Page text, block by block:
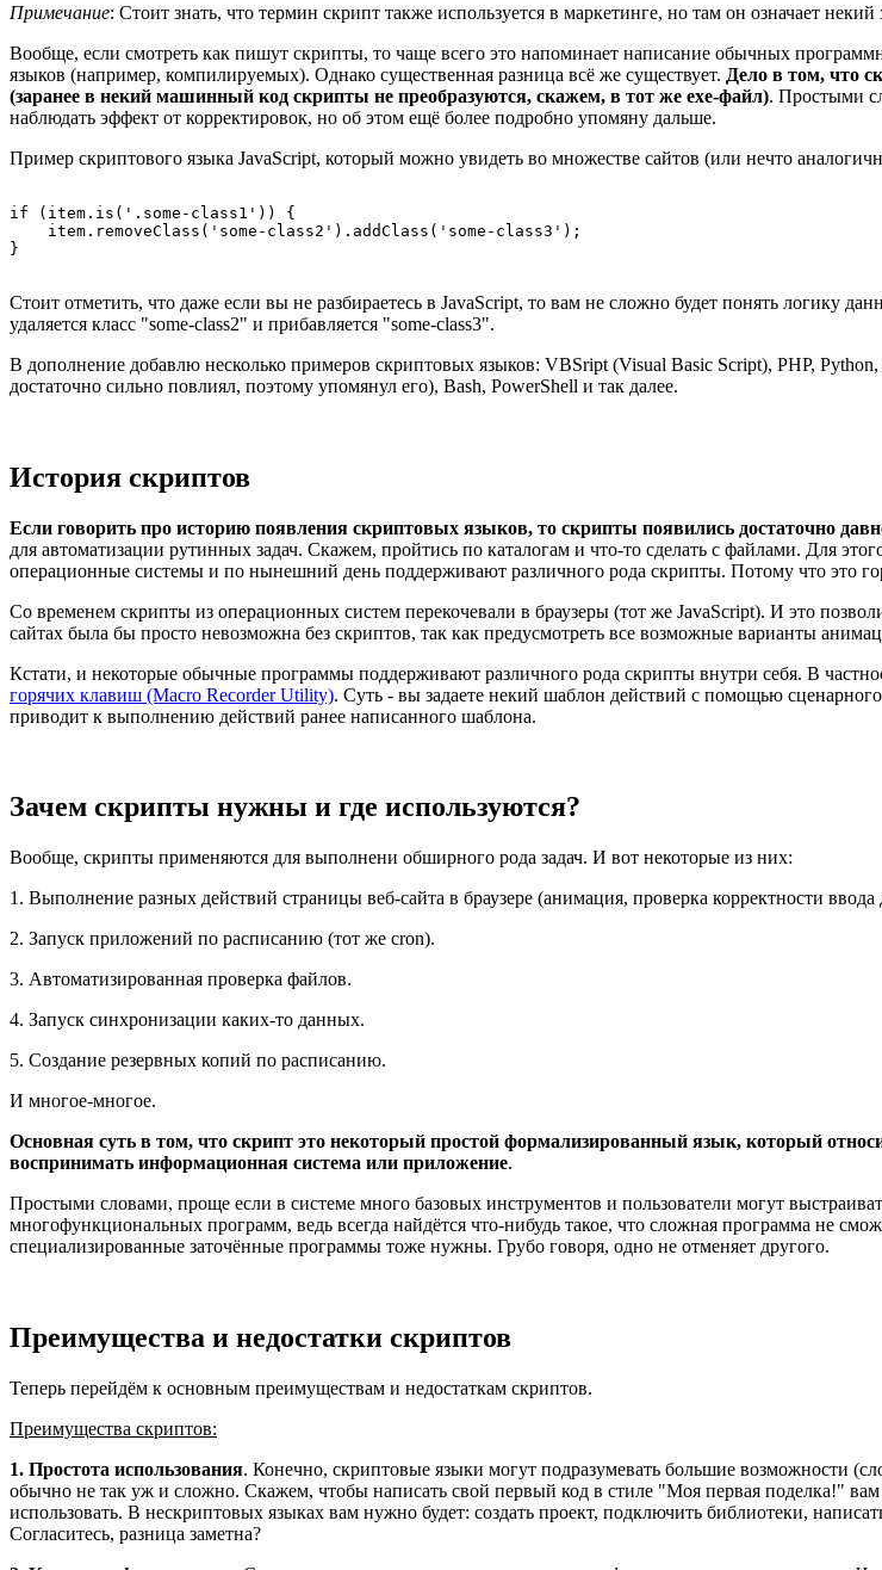
Примечание: Стоит знать, что термин скрипт также используется в маркетинге, но там он означает
Вообще, если смотреть как пишут скрипты, то чаще всего это напоминает написание обычных
языков (например, компилируемых). Однако существенная разница всё же существует. Дело в том, что
(заранее в некий машинный код скрипты не преобразуются, скажем, в тот же exe-файл). Простыми
наблюдать эффект от корректировок, но об этом ещё более подробно упомяну дальше.
Пример скриптового языка JavaScript, который можно увидеть во множестве сайтов (или нечто
if (item.is('.some-class1')) {
    item.removeClass('some-class2').addClass('some-class3');
Стоит отметить, что даже если вы не разбираетесь в JavaScript, то вам не сложно будет понять логику
удаляется класс "some-class2" и прибавляется "some-class3".
В дополнение добавлю несколько примеров скриптовых языков: VBSript (Visual Basic Script), PHP,
достаточно сильно повлиял, поэтому упомянул его), Bash, PowerShell и так далее.
История скриптов
Если говорить про историю появления скриптовых языков, то скрипты появились достаточно
для автоматизации рутинных задач. Скажем, пройтись по каталогам и что-то сделать с файлами. Для
операционные системы и по нынешний день поддерживают различного рода скрипты. Потому что это
Со временем скрипты из операционных систем перекочевали в браузеры (тот же JavaScript). И это
сайтах была бы просто невозможна без скриптов, так как предусмотреть все возможные варианты
Кстати, и некоторые обычные программы поддерживают различного рода скрипты внутри себя. В
горячих клавиш (Macro Recorder Utility). Суть - вы задаете некий шаблон действий с помощью
приводит к выполнению действий ранее написанного шаблона.
Зачем скрипты нужны и где используются?
Вообще, скрипты применяются для выполнени обширного рода задач. И вот некоторые из них:
1. Выполнение разных действий страницы веб-сайта в браузере (анимация, проверка корректности
2. Запуск приложений по расписанию (тот же cron).
3. Автоматизированная проверка файлов.
4. Запуск синхронизации каких-то данных.
5. Создание резервных копий по расписанию.
И многое-многое.
Основная суть в том, что скрипт это некоторый простой формализированный язык, который
воспринимать информационная система или приложение.
Простыми словами, проще если в системе много базовых инструментов и пользователи могут
многофункциональных программ, ведь всегда найдётся что-нибудь такое, что сложная программа не
специализированные заточённые программы тоже нужны. Грубо говоря, одно не отменяет другого.
Преимущества и недостатки скриптов
Теперь перейдём к основным преимуществам и недостаткам скриптов.
Преимущества скриптов:
1. Простота использования. Конечно, скриптовые языки могут подразумевать большие возможности
обычно не так уж и сложно. Скажем, чтобы написать свой первый код в стиле "Моя первая поделка!" вам
использовать. В нескриптовых языках вам нужно будет: создать проект, подключить библиотеки,
Согласитесь, разница заметна?